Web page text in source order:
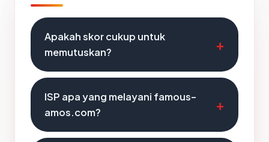
Apakah skor cukup untuk
memutuskan?
ISP apa yang melayani famous-
amos.com?